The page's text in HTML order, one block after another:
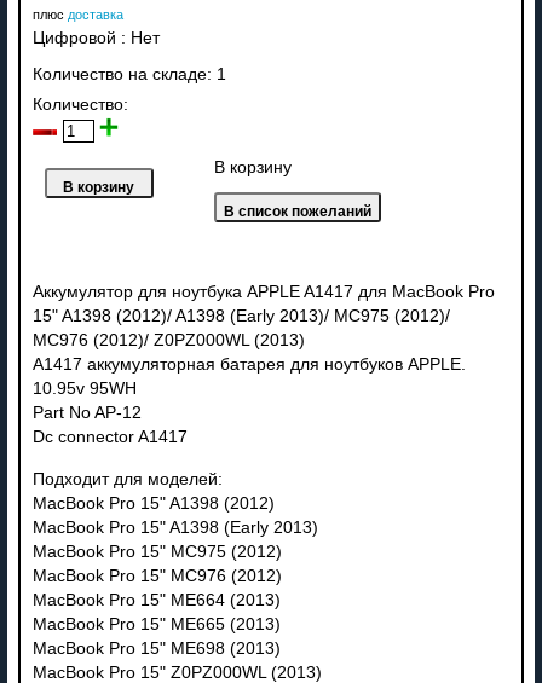
плюс доставка
Цифровой : Нет
Количество на складе: 1
Количество:
В корзину
Аккумулятор для ноутбука APPLE A1417 для MacBook Pro
15" A1398 (2012)/ A1398 (Early 2013)/ MC975 (2012)/
MC976 (2012)/ Z0PZ000WL (2013)
A1417 аккумуляторная батарея для ноутбуков APPLE.
10.95v 95WH
Part No AP-12
Dc connector A1417
Подходит для моделей:
MacBook Pro 15" A1398 (2012)
MacBook Pro 15" A1398 (Early 2013)
MacBook Pro 15" MC975 (2012)
MacBook Pro 15" MC976 (2012)
MacBook Pro 15" ME664 (2013)
MacBook Pro 15" ME665 (2013)
MacBook Pro 15" ME698 (2013)
MacBook Pro 15" Z0PZ000WL (2013)